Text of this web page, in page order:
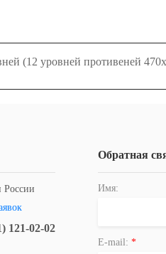
(12 уровней противеней
России
121-02-02
Обратная
Имя:
E-mail: *